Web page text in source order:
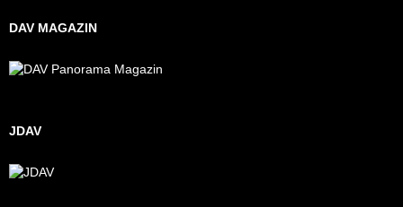
DAV MAGAZIN
JDAV